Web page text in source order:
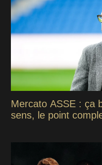
Mercato ASSE : ça
sens, le point